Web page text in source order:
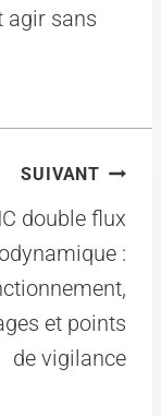
agir sans
SUIVANT
double flux
:
et points
de vigilance